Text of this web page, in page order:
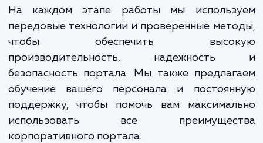
использования и эффективности.
На следующем этапе мы
необходимые функции и сервисы,
системы управления контентом,
почту, календари, форумы, базы
многое другое. Мы также интегрируем
с существующими системами и